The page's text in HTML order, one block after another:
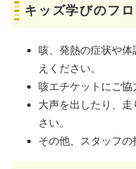
キッズ学びのフ
咳、発熱の症状や
えください。
咳エチケットにご協
大声を出したり、
さい。
その他、スタッフの